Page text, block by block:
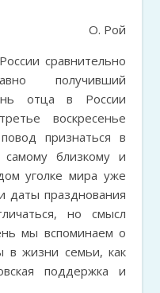
О. Рой
сравнительно
получивший
отца в России
воскресенье
признаться в
близкому и
уголке мира уже
даты празднования
но смысл
мы вспоминаем о
в жизни семьи, как
поддержка и